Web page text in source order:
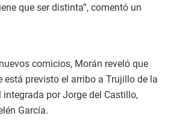
que ser distinta”, comentó un
comicios, Morán reveló que
está previsto el arribo a Trujillo de la
por Jorge del Castillo,
García.